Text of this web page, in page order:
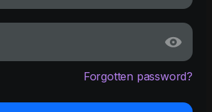
Forgotten password?